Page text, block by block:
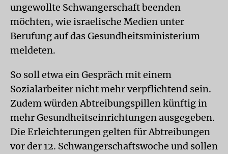
ungewollte Schwangerschaft beenden
möchten, wie israelische Medien unter
Berufung auf das Gesundheitsministerium
meldeten.
So soll etwa ein Gespräch mit einem
Sozialarbeiter nicht mehr verpflichtend sein.
Zudem würden Abtreibungspillen künftig in
mehr Gesundheitseinrichtungen ausgegeben.
Die Erleichterungen gelten für Abtreibungen
vor der 12. Schwangerschaftswoche und sollen